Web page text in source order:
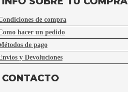
de compra
hacer un pedido
de pago
y Devoluciones
CONTACTO